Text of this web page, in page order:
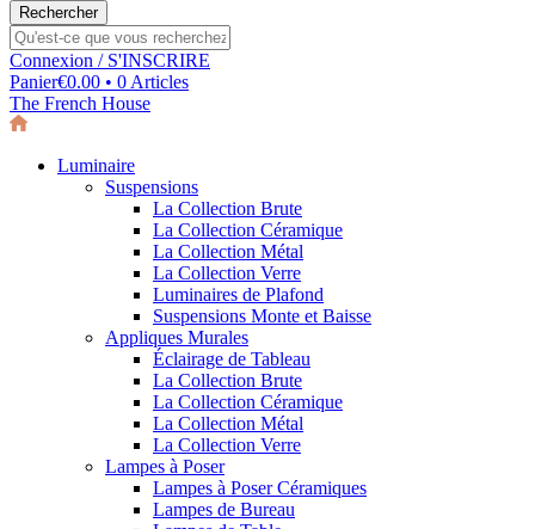
Connexion / S'INSCRIRE
Panier€0.00 • 0 Articles
The French House
Luminaire
Suspensions
La Collection Brute
La Collection Céramique
La Collection Métal
La Collection Verre
Luminaires de Plafond
Suspensions Monte et Baisse
Appliques Murales
Éclairage de Tableau
La Collection Brute
La Collection Céramique
La Collection Métal
La Collection Verre
Lampes à Poser
Lampes à Poser Céramiques
Lampes de Bureau